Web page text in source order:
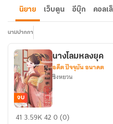
นิยาย เว็บตูน อีบุ๊ก คอลเ
นามปากกา
นาง
จบ
นางโลมหลงยุค
อดีต ปัจจุบัน อนาคต
ซิงหยวน
41 3.59K420 (0)